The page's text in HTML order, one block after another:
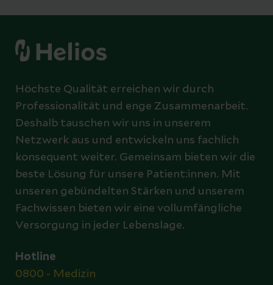
Höchste Qualität erreichen wir durch
Professionalität und enge Zusammenarbeit.
Deshalb tauschen wir uns in unserem
Netzwerk aus und entwickeln uns fachlich
konsequent weiter. Gemeinsam bieten wir die
beste Lösung für unsere Patient:innen. Mit
unseren gebündelten Stärken und unserem
Fachwissen bieten wir eine vollumfängliche
Versorgung in jeder Lebenslage.
Hotline
0800 - Medizin